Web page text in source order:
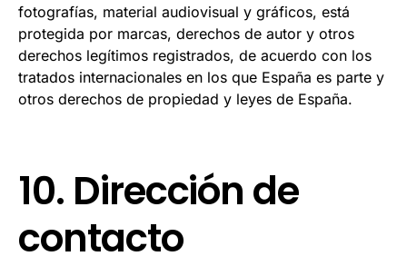
fotografías, material audiovisual y gráficos, está
protegida por marcas, derechos de autor y otros
derechos legítimos registrados, de acuerdo con los
tratados internacionales en los que España es parte y
otros derechos de propiedad y leyes de España.
10. Dirección de
contacto